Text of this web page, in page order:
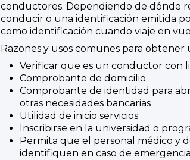
conductores. Dependiendo de dónde
conducir o una identificación emitida
como identificación cuando viaje en
Razones y usos comunes para
Verificar que es un conductor con
Comprobante de domicilio
Comprobante de identidad para
otras necesidades bancarias
Utilidad de inicio servicios
Inscribirse en la universidad o
Permita que el personal médico y
identifiquen en caso de emergencia